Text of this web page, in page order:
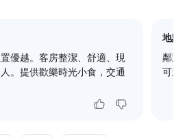
優越。客房整潔、舒適、現
。提供歡樂時光小食，交通
地點
鄰近
可達